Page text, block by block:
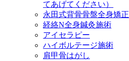
てあげてください）
永田式背骨骨盤全身矯正
経絡N全身鍼灸施術
アイセラピー
ハイボルテージ施術
肩甲骨はがし